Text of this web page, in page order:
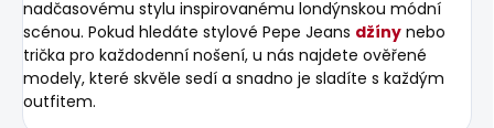
nadčasovému stylu inspirovanému londýnskou módní
scénou. Pokud hledáte stylové Pepe Jeans džíny nebo
trička pro každodenní nošení, u nás najdete ověřené
modely, které skvěle sedí a snadno je sladíte s každým
outfitem.